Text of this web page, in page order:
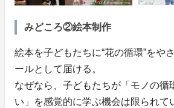
みどころ②絵本制作
絵本を子どもたちに“花の循環”をや
ールとして届ける。
なぜなら、子どもたちが「モノの循
い」を感覚的に学ぶ機会は限られて